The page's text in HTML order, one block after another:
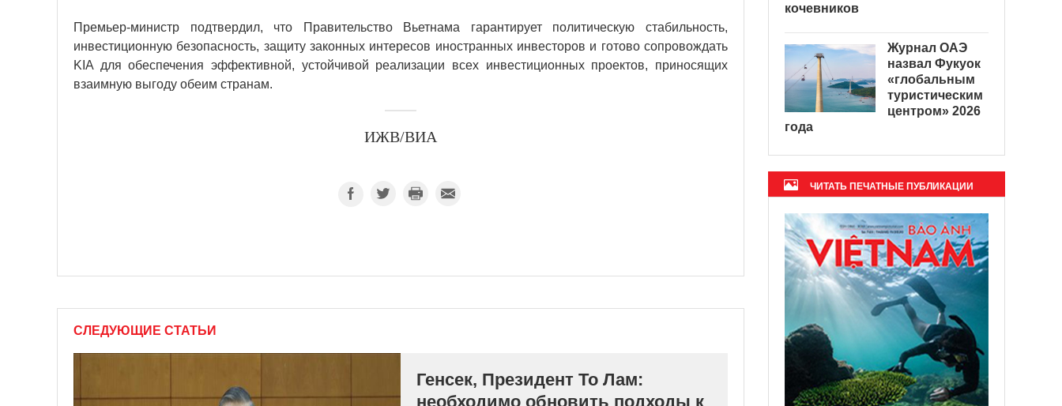
Премьер-министр подтвердил, что Правительство Вьетнама гарантирует политическую стабильность,
инвестиционную безопасность, защиту законных интересов иностранных инвесторов и готово сопровождать
KIA для обеспечения эффективной, устойчивой реализации всех инвестиционных проектов, приносящих
взаимную выгоду обеим странам.
ИЖВ/ВИА
СЛЕДУЮЩИЕ СТАТЬИ
Генсек, Президент То Лам:
необходимо обновить подходы к
кочевников
Журнал ОАЭ
назвал Фукуок
«глобальным
туристическим
центром» 2026
года
ЧИТАТЬ ПЕЧАТНЫЕ ПУБЛИКАЦИИ